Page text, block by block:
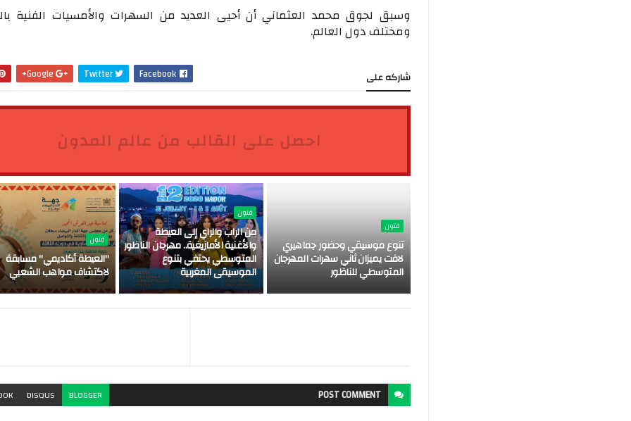
وسبق لجوق محمد العثماني أن أحيى العديد من السهرات والأمسيات الفنية
ومختلف دول العالم.
شاركه على Facebook
Twitter
احصل على القالب من عالم المدون
فنون
تنوع موسيقي وحضور جماهيري
لافت يميزان ثاني سهرات المهرجان
المتوسطي للناظور
فنون
من الراب والراي إلى العيطة
والأغنية الأمازيغية.. مهرجان الناظور
المتوسطي يحتفي بتنوع
الموسيقى المغربية
فنون
"العيطة أكاديمي" مسابقة
لاكتشاف مواهب الشعبي
POSTCOMMENT
BLOGGER
DISQUS